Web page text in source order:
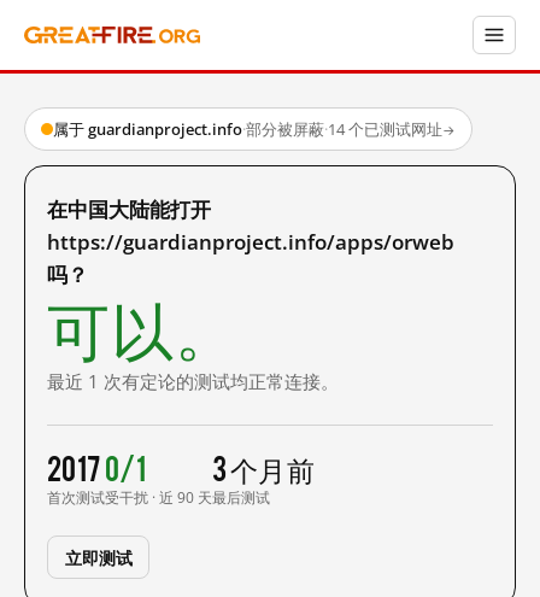
属于 guardianproject.info·部分被屏蔽·14 个已测试网址→
在中国大陆能打开
https://guardianproject.info/apps/orweb
吗？
可以。
最近 1 次有定论的测试均正常连接。
2017
首次测试
0/1
受干扰 · 近 90 天
3 个月前
最后测试
立即测试